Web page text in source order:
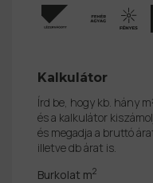
Kalkulátor
Írd be, hogy kb. hány
és a kalkulátor
és megadja a bruttó
illetve db árat is.
Burkolat m2